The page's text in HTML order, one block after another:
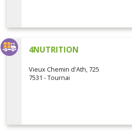
4NUTRITION
Vieux Chemin d'Ath, 725
7531 - Tournai